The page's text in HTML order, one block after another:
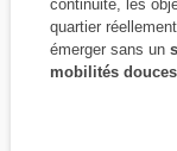
continuité, les
quartier
émerger sans un
mobilités douces